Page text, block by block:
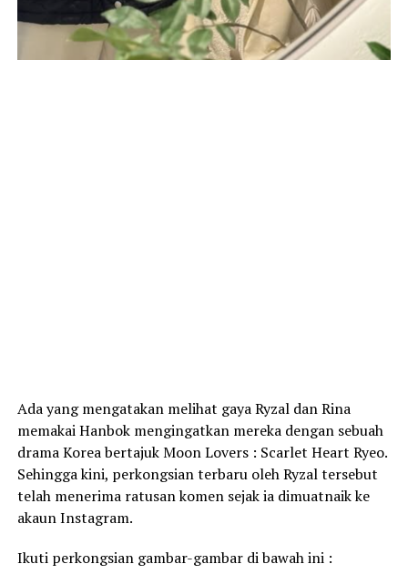
Ada yang mengatakan melihat gaya Ryzal dan Rina
memakai Hanbok mengingatkan mereka dengan sebuah
drama Korea bertajuk Moon Lovers : Scarlet Heart Ryeo.
Sehingga kini, perkongsian terbaru oleh Ryzal tersebut
telah menerima ratusan komen sejak ia dimuatnaik ke
akaun Instagram.
Ikuti perkongsian gambar-gambar di bawah ini :